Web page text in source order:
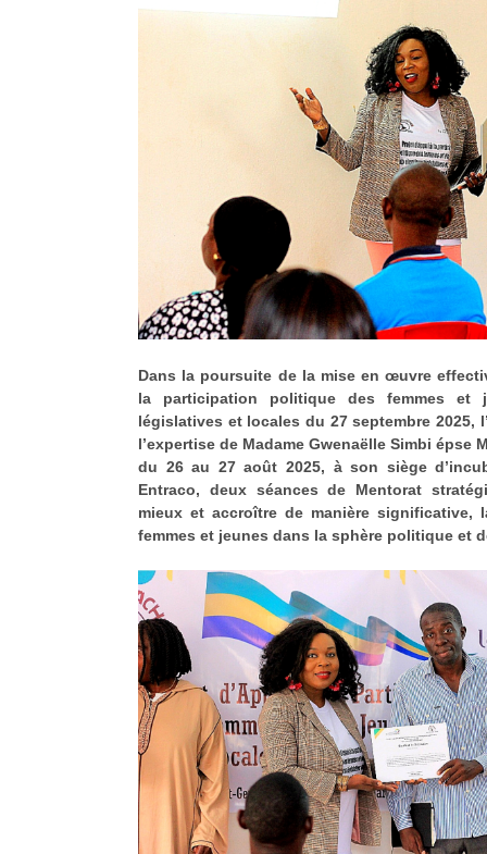
Dans la poursuite de la mise en œuvre
la participation politique des femmes et
législatives et locales du 27 septembre 2025,
l’expertise de Madame Gwenaëlle Simbi épse
du 26 au 27 août 2025, à son siège
Entraco, deux séances de Mentorat
mieux et accroître de manière significative,
femmes et jeunes dans la sphère politique et